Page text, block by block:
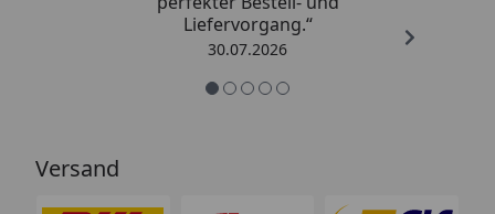
Liefervorgang.“
30.07.2026
Versand